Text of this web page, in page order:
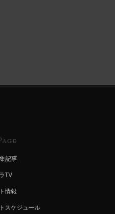
記事
TV
情報
スケジュール